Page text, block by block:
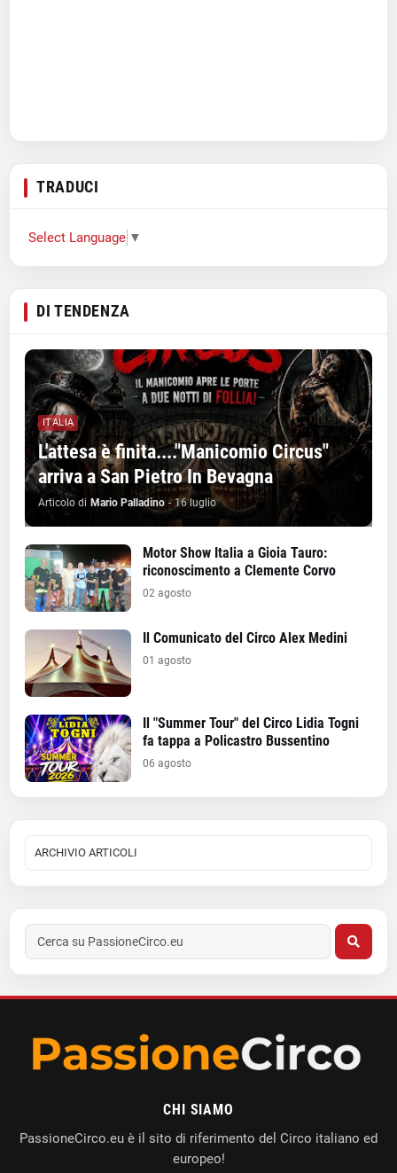
TRADUCI
Select Language ▼
DI TENDENZA
ITALIA
L'attesa è finita...."Manicomio Circus"
arriva a San Pietro In Bevagna
Articolo di Mario Palladino - 16 luglio
Motor Show Italia a Gioia Tauro:
riconoscimento a Clemente Corvo
02 agosto
Il Comunicato del Circo Alex Medini
01 agosto
Il "Summer Tour" del Circo Lidia Togni
fa tappa a Policastro Bussentino
06 agosto
CHI SIAMO
PassioneCirco.eu è il sito di riferimento del Circo italiano ed
europeo!